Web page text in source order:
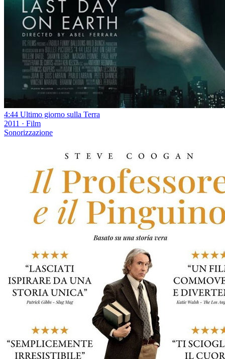
4:44 Ultimo giorno sulla Terra
2011 · Film
Sonorizzazione